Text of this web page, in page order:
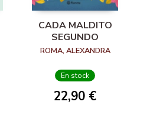
CADA MALDITO
SEGUNDO
ROMA, ALEXANDRA
En stock
22,90 €